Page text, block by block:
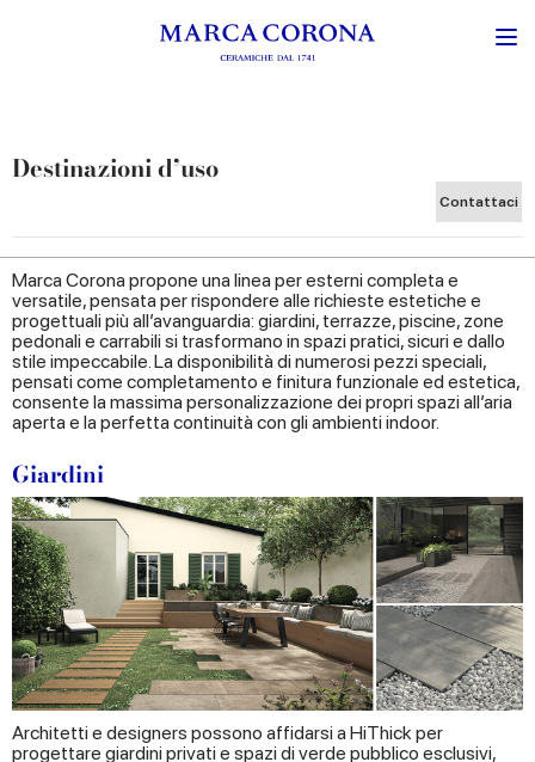
Destinazioni d’uso
Contattaci
Marca Corona propone una linea per esterni completa e
versatile, pensata per rispondere alle richieste estetiche e
progettuali più all’avanguardia: giardini, terrazze, piscine, zone
pedonali e carrabili si trasformano in spazi pratici, sicuri e dallo
stile impeccabile. La disponibilità di numerosi pezzi speciali,
pensati come completamento e finitura funzionale ed estetica,
consente la massima personalizzazione dei propri spazi all’aria
aperta e la perfetta continuità con gli ambienti indoor.
Giardini
Architetti e designers possono affidarsi a HiThick per
progettare giardini privati e spazi di verde pubblico esclusivi,